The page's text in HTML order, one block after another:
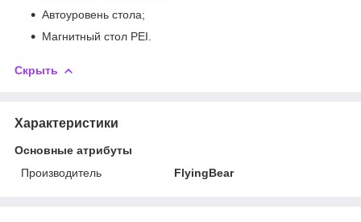
Автоуровень стола;
Магнитный стол PEI.
Скрыть
Характеристики
Основные атрибуты
Производитель
FlyingBear